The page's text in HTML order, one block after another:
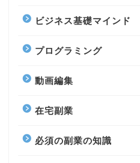
ビジネス基礎マインド
プログラミング
動画編集
在宅副業
必須の副業の知識